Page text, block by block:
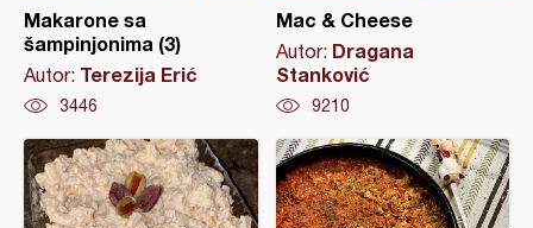
Makarone sa
šampinjonima (3)
Autor: Terezija Erić
3446
Mac & Cheese
Autor: Dragana
Stanković
9210